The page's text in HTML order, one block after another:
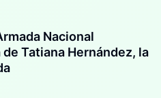
Nacional
Tatiana Hernández, la